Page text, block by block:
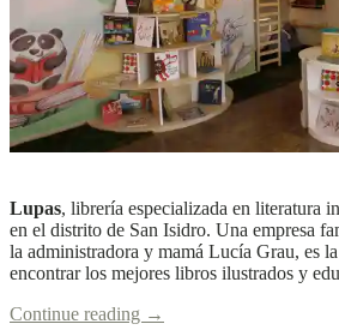
Lupas, librería especializada en literatura
en el distrito de San Isidro. Una empresa
la administradora y mamá Lucía Grau, es
encontrar los mejores libros ilustrados y
Continue reading →